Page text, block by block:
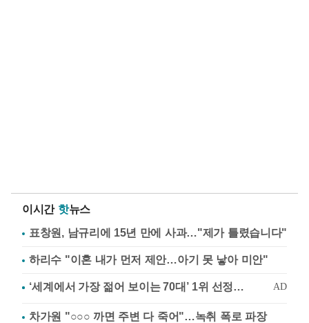
이시간 핫뉴스
표창원, 남규리에 15년 만에 사과…"제가 틀렸습니다"
하리수 "이혼 내가 먼저 제안…아기 못 낳아 미안"
차가원 "○○○ 까면 주변 다 죽어"…녹취 폭로 파장